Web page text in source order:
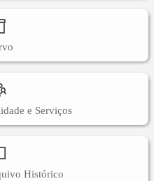
e Serviços
Histórico